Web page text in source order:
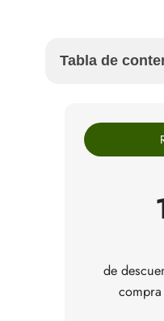
Tabla de
específica
Qué comprar en
acertar a la
Dónde comprar
pequeña que da
Bacalao y pesca
más identidad
de